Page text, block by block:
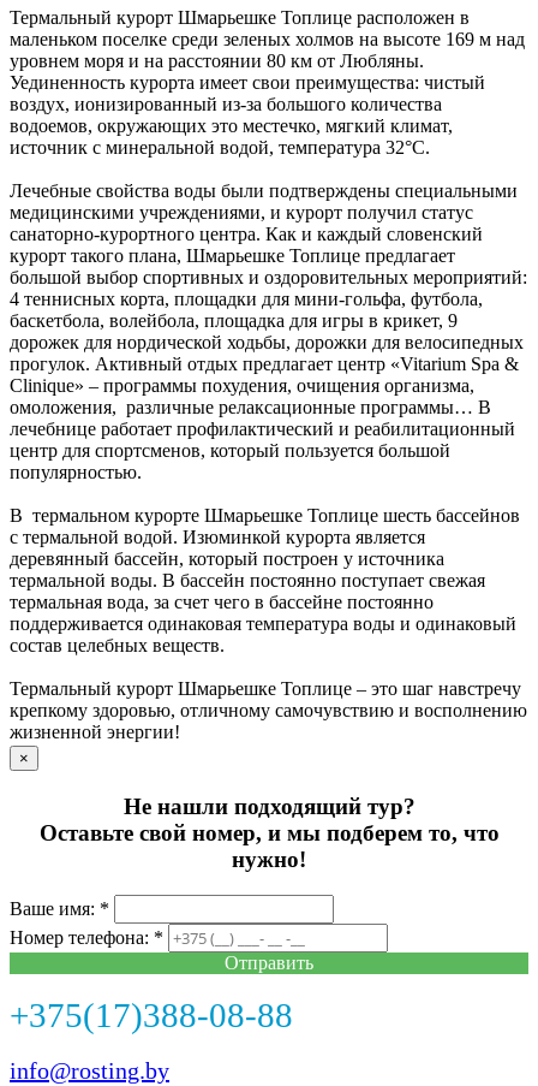
Термальный курорт Шмарьешке Топлице расположен в
маленьком поселке среди зеленых холмов на высоте 169 м над
уровнем моря и на расстоянии 80 км от Любляны.
Уединенность курорта имеет свои преимущества: чистый
воздух, ионизированный из-за большого количества
водоемов, окружающих это местечко, мягкий климат,
источник с минеральной водой, температура 32°С.
Лечебные свойства воды были подтверждены специальными
медицинскими учреждениями, и курорт получил статус
санаторно-курортного центра. Как и каждый словенский
курорт такого плана, Шмарьешке Топлице предлагает
большой выбор спортивных и оздоровительных мероприятий:
4 теннисных корта, площадки для мини-гольфа, футбола,
баскетбола, волейбола, площадка для игры в крикет, 9
дорожек для нордической ходьбы, дорожки для велосипедных
прогулок. Активный отдых предлагает центр «Vitarium Spa &
Clinique» – программы похудения, очищения организма,
омоложения, различные релаксационные программы… В
лечебнице работает профилактический и реабилитационный
центр для спортсменов, который пользуется большой
популярностью.
В термальном курорте Шмарьешке Топлице шесть бассейнов
с термальной водой. Изюминкой курорта является
деревянный бассейн, который построен у источника
термальной воды. В бассейн постоянно поступает свежая
термальная вода, за счет чего в бассейне постоянно
поддерживается одинаковая температура воды и одинаковый
состав целебных веществ.
Термальный курорт Шмарьешке Топлице – это шаг навстречу
крепкому здоровью, отличному самочувствию и восполнению
жизненной энергии!
×
Не нашли подходящий тур?
Оставьте свой номер, и мы подберем то, что
нужно!
Ваше имя: *
Номер телефона: *
Отправить
+375(17)388-08-88
info@rosting.by